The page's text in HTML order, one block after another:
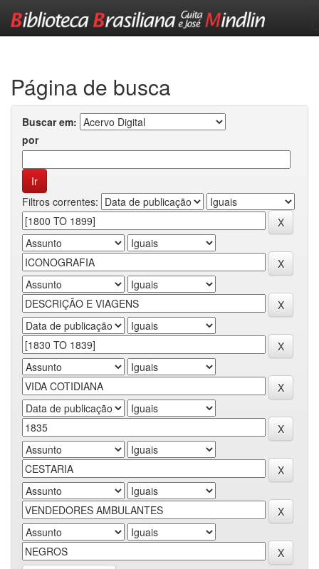
Página de busca
Buscar em:
por
Filtros correntes: